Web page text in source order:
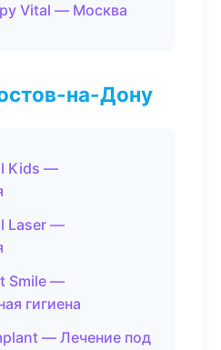
Vital — Москва
на-Дону
Kids —
Laser —
Smile —
гигиена
— Лечение под